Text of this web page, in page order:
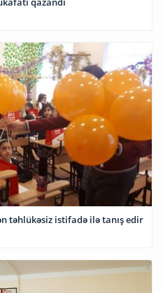
təhlükəsiz istifadə ilə tanış edir